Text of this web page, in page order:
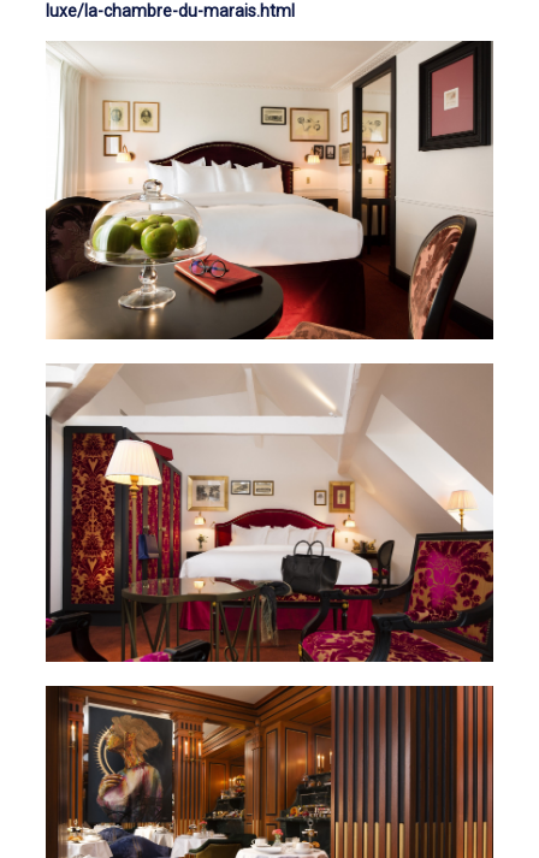
luxe/la-chambre-du-marais.html